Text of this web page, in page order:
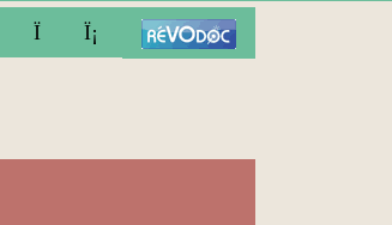
YOUTUBEINSTAGRAM
LINKEDIN